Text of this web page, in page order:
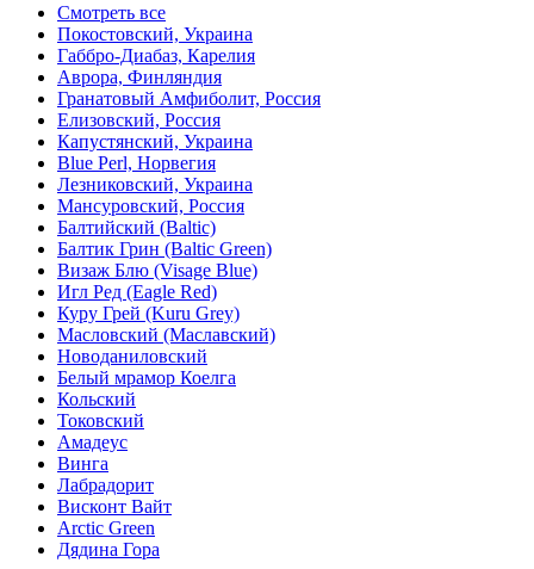
Смотреть все
Покостовский, Украина
Габбро-Диабаз, Карелия
Аврора, Финляндия
Гранатовый Амфиболит, Россия
Елизовский, Россия
Капустянский, Украина
Blue Perl, Норвегия
Лезниковский, Украина
Мансуровский, Россия
Балтийский (Baltic)
Балтик Грин (Baltic Green)
Визаж Блю (Visage Blue)
Игл Ред (Eagle Red)
Куру Грей (Kuru Grey)
Масловский (Маславский)
Новоданиловский
Белый мрамор Коелга
Кольский
Токовский
Амадеус
Винга
Лабрадорит
Висконт Вайт
Аrctic Green
Дядина Гора